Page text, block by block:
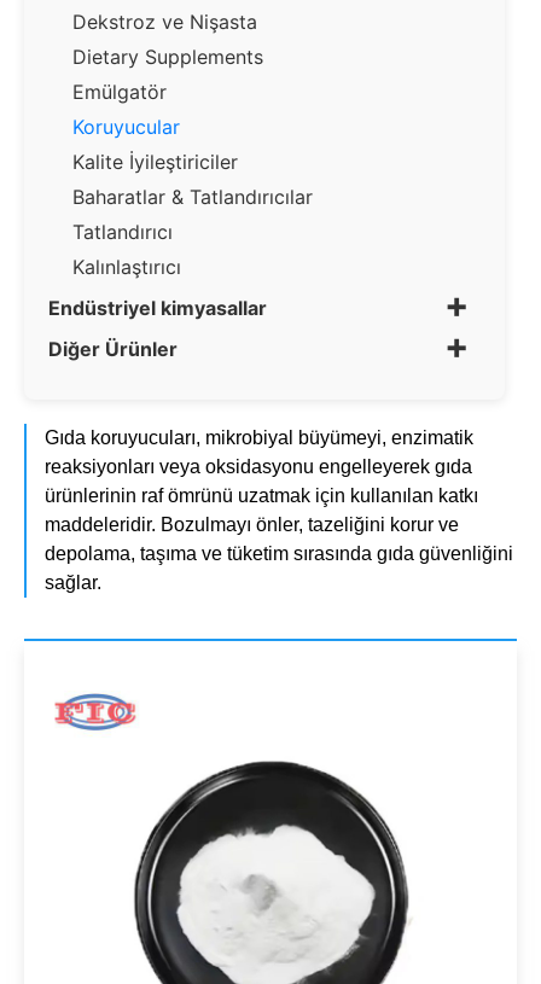
Dekstroz ve Nişasta
Dietary Supplements
Emülgatör
Koruyucular
Kalite İyileştiriciler
Baharatlar & Tatlandırıcılar
Tatlandırıcı
Kalınlaştırıcı
Endüstriyel kimyasallar
+
Diğer Ürünler +
Gıda koruyucuları, mikrobiyal büyümeyi, enzimatik
reaksiyonları veya oksidasyonu engelleyerek gıda
ürünlerinin raf ömrünü uzatmak için kullanılan katkı
maddeleridir. Bozulmayı önler, tazeliğini korur ve
depolama, taşıma ve tüketim sırasında gıda güvenliğini
sağlar.